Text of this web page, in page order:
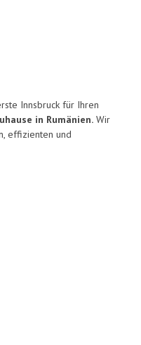
Innsbruck für Ihren
in Rumänien. Wir
effizienten und